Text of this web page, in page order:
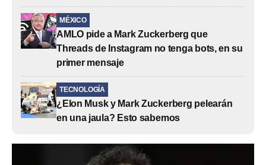
MÉXICO
AMLO pide a Mark Zuckerberg que
Threads de Instagram no tenga bots, en su
primer mensaje
TECNOLOGÍA
¿Elon Musk y Mark Zuckerberg pelearán
en una jaula? Esto sabemos